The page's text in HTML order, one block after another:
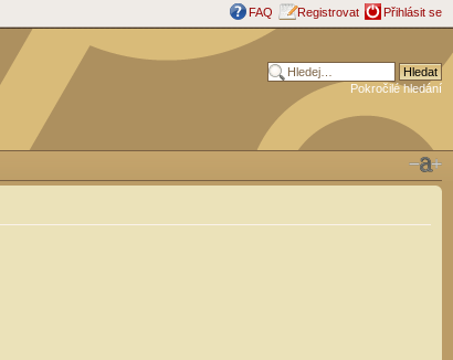
FAQ Registrovat Přihlásit se
Pokročilé hledání